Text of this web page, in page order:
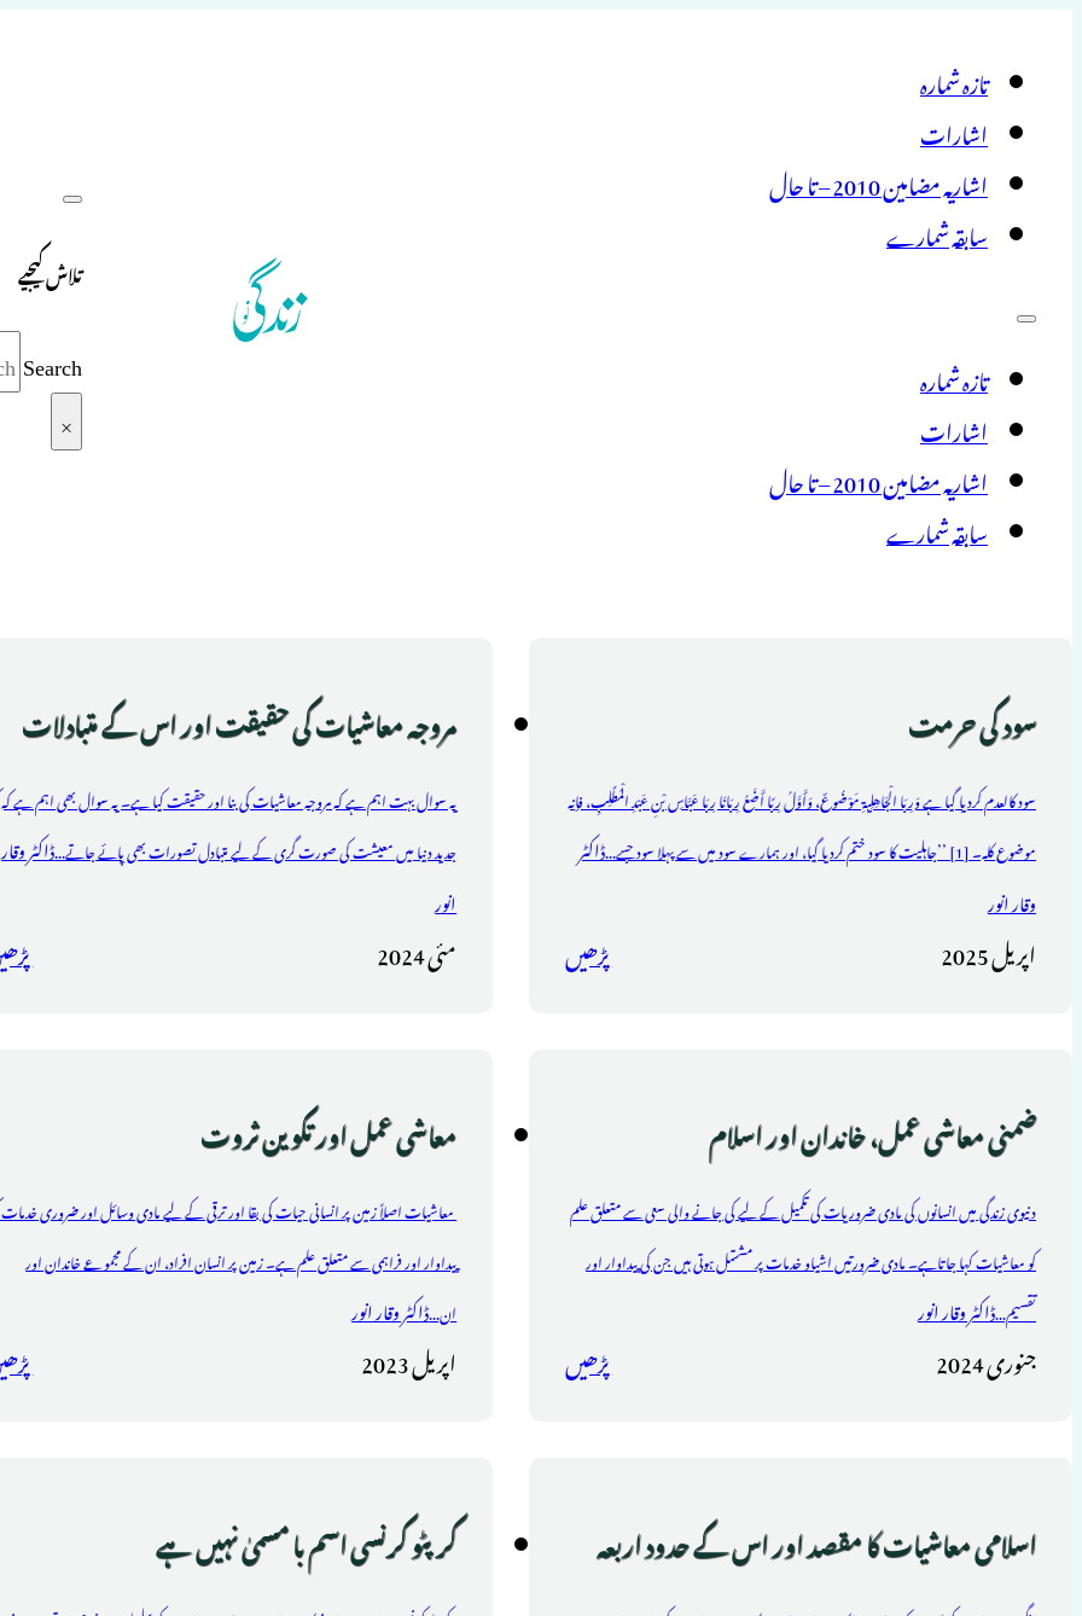
تازہ شمارہ
اشارات
اشاریہ مضامین 2010 – تا حال
سابقہ شمارے
تازہ شمارہ
اشارات
اشاریہ مضامین 2010 – تا حال
سابقہ شمارے
تلاش کیجیے
Search
×
سود کی حرمت
سود کالعدم کردیا گیا ہے وَرِبَا الْجَاهِلِیةِ مَوْضُوعٌ، وَأَوَّلُ رِبًا أَضَعُ رِبَانَا رِبَا عَبَّاسِ بْنِ عَبْدِ الْمُطَّلِبِ، فإنه
موضوع کله۔ [1] ’’جاہلیت کا سود ختم کردیا گیا، اور ہمارے سود میں سے پہلا سود جسے...
ڈاکٹر
وقار انور
اپریل 2025 پڑھیں
مروجہ معاشیات کی حقیقت اور اس کے متبادلات
یہ سوال بہت اہم ہے کہ مروجہ معاشیات کی بنا اور حقیقت کیا ہے۔ یہ سوال بھی اہم ہے کہ
جدید دنیا میں معیشت کی صورت گری کے لیے متبادل تصورات بھی پائے جاتے...ڈاکٹر وقار
انور
مئی 2024
ضمنی معاشی عمل، خاندان اور اسلام
دنیوی زندگی میں انسانوں کی مادی ضروریات کی تکمیل کے لیے کی جانے والی سعی سے متعلق علم
کو معاشیات کہا جاتاہے۔ مادی ضرورتیں اشیاو خدمات پر مشتمل ہوتی ہیں جن کی پیداوار اور
تقسیم...ڈاکٹر وقار انور
جنوری 2024 پڑھیں
معاشی عمل اور تکوین ثروت
معاشیات اصلاً زمین پر انسانی حیات کی بقا اور ترقی کے لیے مادی وسائل اور ضروری
پیداوار اور فراہمی سے متعلق علم ہے۔ زمین پر انسان افراد، ان کے مجموعے خاندان اور
ان...ڈاکٹر وقار انور
اپریل 2023
اسلامی معاشیات کا مقصد اور اس کے حدود اربعہ کرپٹو کرنسی اسم با مسمیٰ نہیں ہے